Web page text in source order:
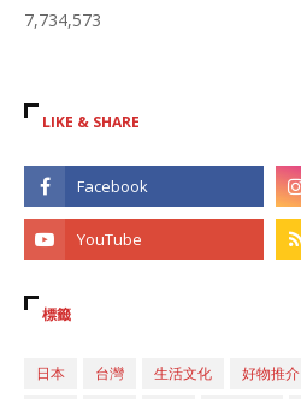
7,734,573
LIKE & SHARE
標籤
日本 台灣 生活文化 好物推介